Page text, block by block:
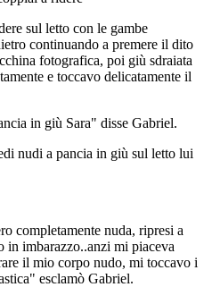
sul letto con le gambe
continuando a premere il dito
fotografica, poi giù sdraiata
e toccavo delicatamente il
in giù Sara" disse Gabriel.
nudi a pancia in giù sul letto lui
completamente nuda, ripresi a
in imbarazzo..anzi mi piaceva
il mio corpo nudo, mi toccavo i
esclamò Gabriel.